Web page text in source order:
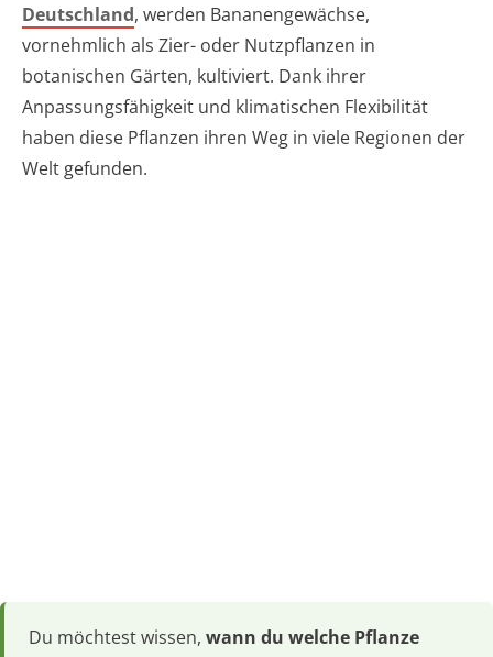
Deutschland, werden Bananengewächse,
vornehmlich als Zier- oder Nutzpflanzen in
botanischen Gärten, kultiviert. Dank ihrer
Anpassungsfähigkeit und klimatischen Flexibilität
haben diese Pflanzen ihren Weg in viele Regionen der
Welt gefunden.
Du möchtest wissen, wann du welche Pflanze